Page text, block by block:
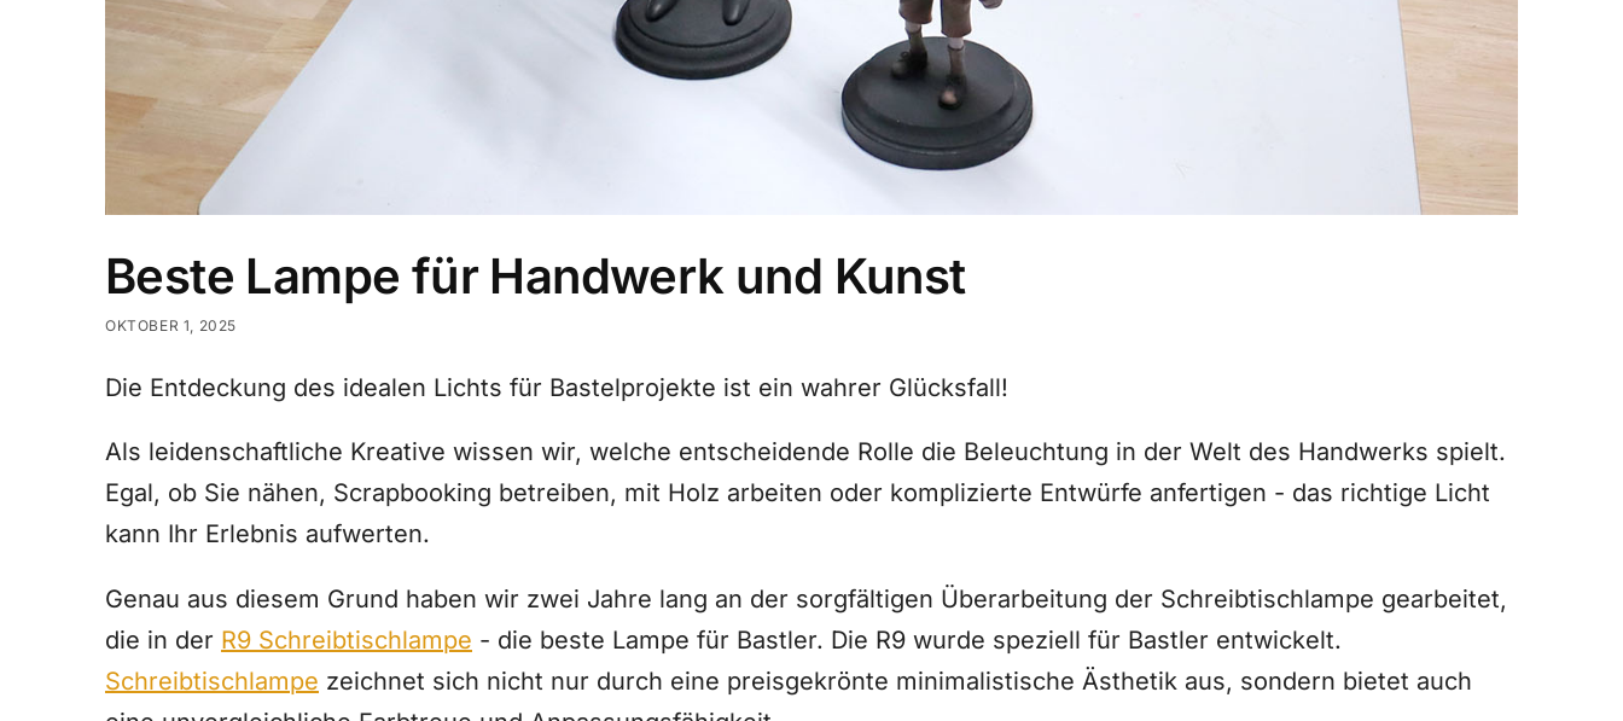
Beste Lampe für Handwerk und Kunst
OKTOBER 1, 2025
Die Entdeckung des idealen Lichts für Bastelprojekte ist ein wahrer Glücksfall!
Als leidenschaftliche Kreative wissen wir, welche entscheidende Rolle die Beleuchtung in der Welt des Handwerks spielt.
Egal, ob Sie nähen, Scrapbooking betreiben, mit Holz arbeiten oder komplizierte Entwürfe anfertigen - das richtige Licht
kann Ihr Erlebnis aufwerten.
Genau aus diesem Grund haben wir zwei Jahre lang an der sorgfältigen Überarbeitung der Schreibtischlampe gearbeitet,
die in der R9 Schreibtischlampe - die beste Lampe für Bastler. Die R9 wurde speziell für Bastler entwickelt.
Schreibtischlampe zeichnet sich nicht nur durch eine preisgekrönte minimalistische Ästhetik aus, sondern bietet auch